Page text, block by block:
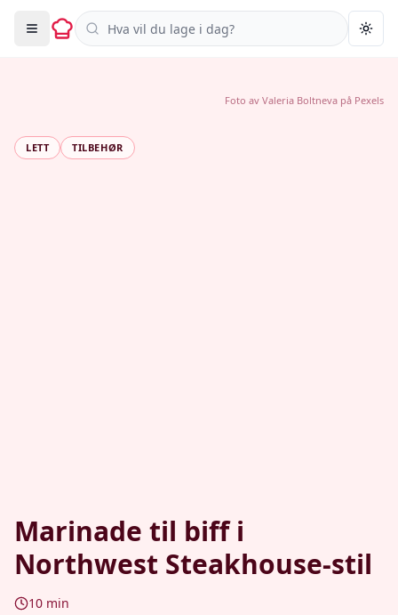
Søk i oppskrifter
LETT TILBEHØR
Marinade til biff i
Northwest Steakhouse-stil
10 min
Foto av Valeria Boltneva på Pexels